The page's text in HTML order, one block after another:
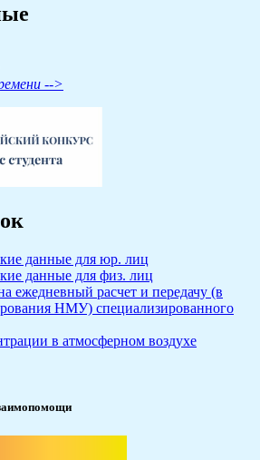
-->
данные для юр. лиц
данные для физ. лиц
ежедневный расчет и передачу (в
НМУ) специализированного
в атмосферном воздухе